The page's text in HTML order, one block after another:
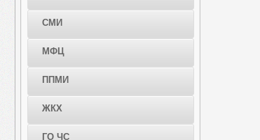
СМИ
МФЦ
ППМИ
ЖКХ
ГО ЧС